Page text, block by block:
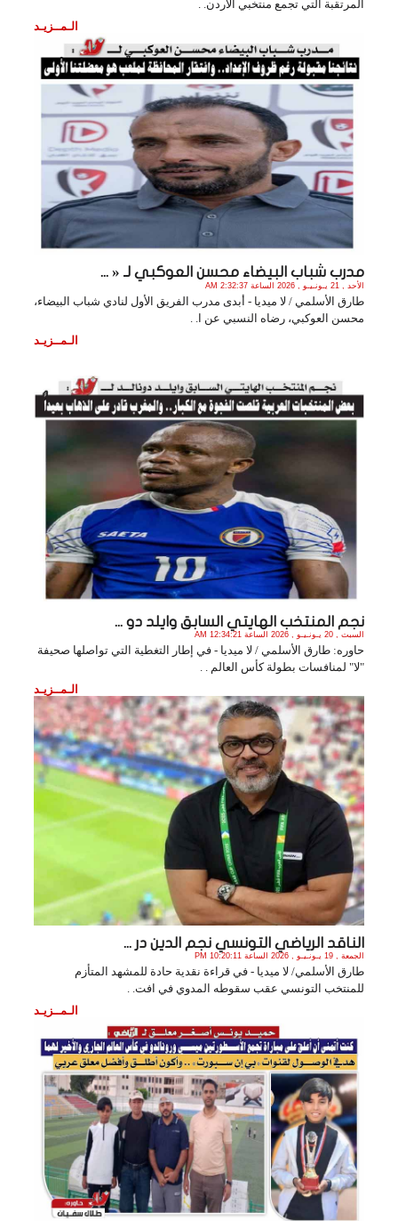
المرتقبة التي تجمع منتخبي الأردن. .
الـمــزيـد
مدرب شباب البيضاء محسن العوكبي لـ « ...
الأحد , 21 يـونـيـو , 2026 الساعة 2:32:37 AM
طارق الأسلمي / لا ميديا - أبدى مدرب الفريق الأول لنادي شباب البيضاء،
محسن العوكبي، رضاه النسبي عن ا. .
الـمــزيـد
نجم المنتخب الهايتي السابق وايلد دو ...
السبت , 20 يـونـيـو , 2026 الساعة 12:34:21 AM
حاوره: طارق الأسلمي / لا ميديا - في إطار التغطية التي تواصلها صحيفة
"لا" لمنافسات بطولة كأس العالم . .
الـمــزيـد
الناقد الرياضي التونسي نجم الدين در ...
الجمعة , 19 يـونـيـو , 2026 الساعة 10:20:11 PM
طارق الأسلمي/ لا ميديا - في قراءة نقدية حادة للمشهد المتأزم
للمنتخب التونسي عقب سقوطه المدوي في افت. .
الـمــزيـد